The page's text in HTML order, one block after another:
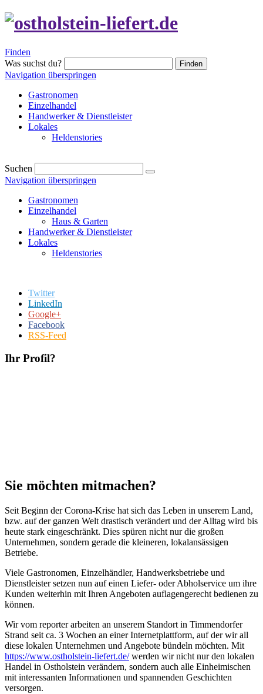
Finden
Was suchst du?
Finden
Navigation überspringen
Gastronomen
Einzelhandel
Handwerker & Dienstleister
Lokales
Heldenstories
Suchen
Navigation überspringen
Gastronomen
Einzelhandel
Haus & Garten
Handwerker & Dienstleister
Lokales
Heldenstories
Twitter
LinkedIn
Google+
Facebook
RSS-Feed
Ihr Profil?
Sie möchten mitmachen?
Seit Beginn der Corona-Krise hat sich das Leben in unserem Land,
bzw. auf der ganzen Welt drastisch verändert und der Alltag wird bis
heute stark eingeschränkt. Dies spüren nicht nur die großen
Unternehmen, sondern gerade die kleineren, lokalansässigen
Betriebe.
Viele Gastronomen, Einzelhändler, Handwerksbetriebe und
Dienstleister setzen nun auf einen Liefer- oder Abholservice um ihre
Kunden weiterhin mit Ihren Angeboten auflagengerecht bedienen zu
können.
Wir vom reporter arbeiten an unserem Standort in Timmendorfer
Strand seit ca. 3 Wochen an einer Internetplattform, auf der wir all
diese lokalen Unternehmen und Angebote bündeln möchten. Mit
https://www.ostholstein-liefert.de/werden wir nicht nur den lokalen
Handel in Ostholstein verändern, sondern auch alle Einheimischen
mit interessanten Informationen und spannenden Geschichten
versorgen.